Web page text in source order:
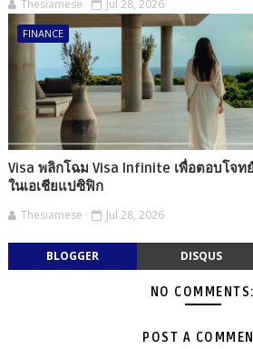
Thesiamese Jul 28, 2026
FINANCE
Visa พลิกโฉม Visa Infinite เพื่อตอบโจ
ในเอเชียแปซิฟิก
Thesiamese Jul 28, 2026
BLOGGER DISQUS
NO COMMENTS:
POST A